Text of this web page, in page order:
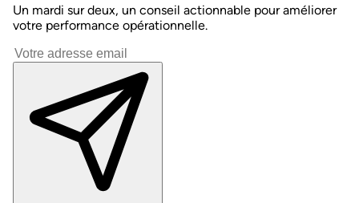
Un mardi sur deux, un conseil actionnable pour améliorer
votre performance opérationnelle.